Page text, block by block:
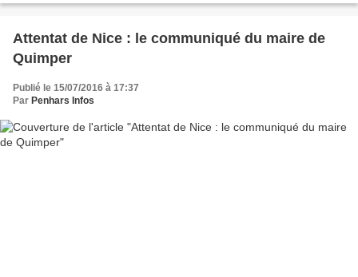
Attentat de Nice : le communiqué du maire de
Quimper
Publié le 15/07/2016 à 17:37
Par Penhars Infos